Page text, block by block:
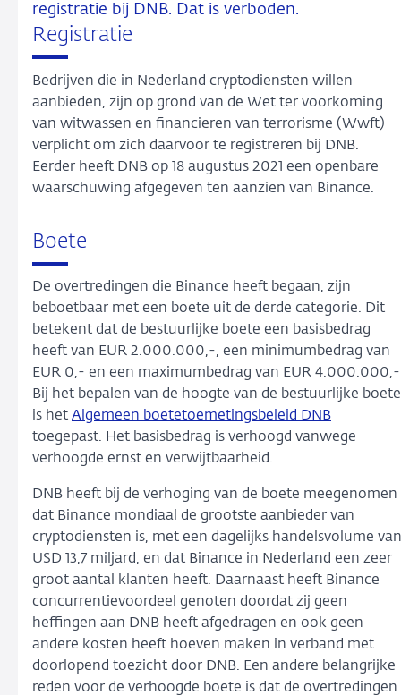
registratie bij DNB. Dat is verboden.
Registratie
Bedrijven die in Nederland cryptodiensten willen
aanbieden, zijn op grond van de Wet ter voorkoming
van witwassen en financieren van terrorisme (Wwft)
verplicht om zich daarvoor te registreren bij DNB.
Eerder heeft DNB op 18 augustus 2021 een openbare
waarschuwing afgegeven ten aanzien van Binance.
Boete
De overtredingen die Binance heeft begaan, zijn
beboetbaar met een boete uit de derde categorie. Dit
betekent dat de bestuurlijke boete een basisbedrag
heeft van EUR 2.000.000,-, een minimumbedrag van
EUR 0,- en een maximumbedrag van EUR
Bij het bepalen van de hoogte van de bestuurlijke boete
is het Algemeen boetetoemetingsbeleid DNB
toegepast. Het basisbedrag is verhoogd vanwege
verhoogde ernst en verwijtbaarheid.
DNB heeft bij de verhoging van de boete meegenomen
dat Binance mondiaal de grootste aanbieder van
cryptodiensten is, met een dagelijks handelsvolume van
USD 13,7 miljard, en dat Binance in Nederland een zeer
groot aantal klanten heeft. Daarnaast heeft Binance
concurrentievoordeel genoten doordat zij geen
heffingen aan DNB heeft afgedragen en ook geen
andere kosten heeft hoeven maken in verband met
doorlopend toezicht door DNB. Een andere belangrijke
reden voor de verhoogde boete is dat de overtredingen